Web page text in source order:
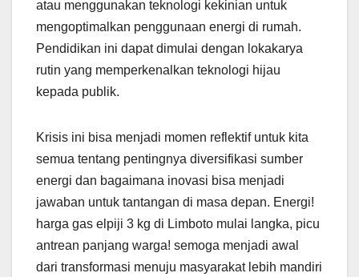
atau menggunakan teknologi kekinian untuk
mengoptimalkan penggunaan energi di rumah.
Pendidikan ini dapat dimulai dengan lokakarya
rutin yang memperkenalkan teknologi hijau
kepada publik.
Krisis ini bisa menjadi momen reflektif untuk kita
semua tentang pentingnya diversifikasi sumber
energi dan bagaimana inovasi bisa menjadi
jawaban untuk tantangan di masa depan. Energi!
harga gas elpiji 3 kg di Limboto mulai langka, picu
antrean panjang warga! semoga menjadi awal
dari transformasi menuju masyarakat lebih mandiri